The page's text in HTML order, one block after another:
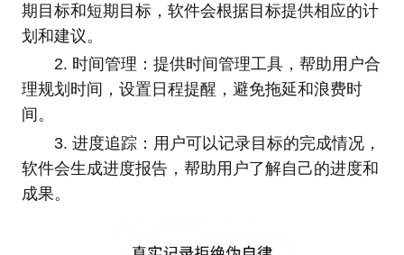
期目标和短期目标，软件会根据目标提供相应的计
划和建议。
2. 时间管理：提供时间管理工具，帮助用户合
理规划时间，设置日程提醒，避免拖延和浪费时
间。
3. 进度追踪：用户可以记录目标的完成情况，
软件会生成进度报告，帮助用户了解自己的进度和
成果。